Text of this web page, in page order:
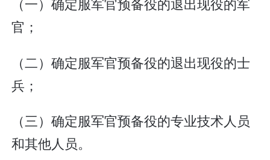
官；
（二）确定服军官预备役的退出现役的士
兵；
（三）确定服军官预备役的专业技术人员
和其他人员。